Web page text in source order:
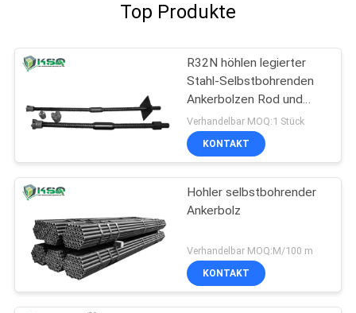
Top Produkte
R32N höhlen legierter
Stahl-Selbstbohrenden
Ankerbolzen Rod und
Mithelfer aus
Verhandelbar MOQ:1 Stück
KONTAKT
Hohler selbstbohrender
Ankerbolz
Verhandelbar MOQ:M/100 m
KONTAKT